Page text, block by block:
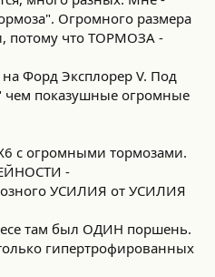
Огромного размера
потому что ТОРМОЗА -
Форд Эксплорер V. Под
чем показушные огромные
с огромными тормозами.
-
УСИЛИЯ от УСИЛИЯ
там был ОДИН поршень.
гипертрофированных